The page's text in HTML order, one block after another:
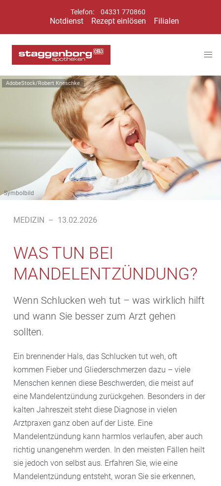
Telefon: 04331 770860
Notdienst Rezept einlösen Filialen
AdobeStock/Robert Kneschke
Symbolbild
MEDIZIN – 13.02.2026
WAS TUN BEI
MANDELENTZÜNDUNG?
Wenn Schlucken weh tut – was wirklich hilft
und wann Sie besser zum Arzt gehen
sollten.
Ein brennender Hals, das Schlucken tut weh, oft
kommen Fieber und Gliederschmerzen dazu – viele
Menschen kennen diese Beschwerden, die meist auf
eine Mandelentzündung zurückgehen. Besonders in der
kalten Jahreszeit steht diese Diagnose in vielen
Arztpraxen ganz oben auf der Liste. Eine
Mandelentzündung kann harmlos verlaufen, aber auch
richtig unangenehm werden. In den meisten Fällen heilt
sie jedoch von selbst aus. Erfahren Sie, wie eine
Mandelentzündung entsteht, woran Sie sie erkennen,